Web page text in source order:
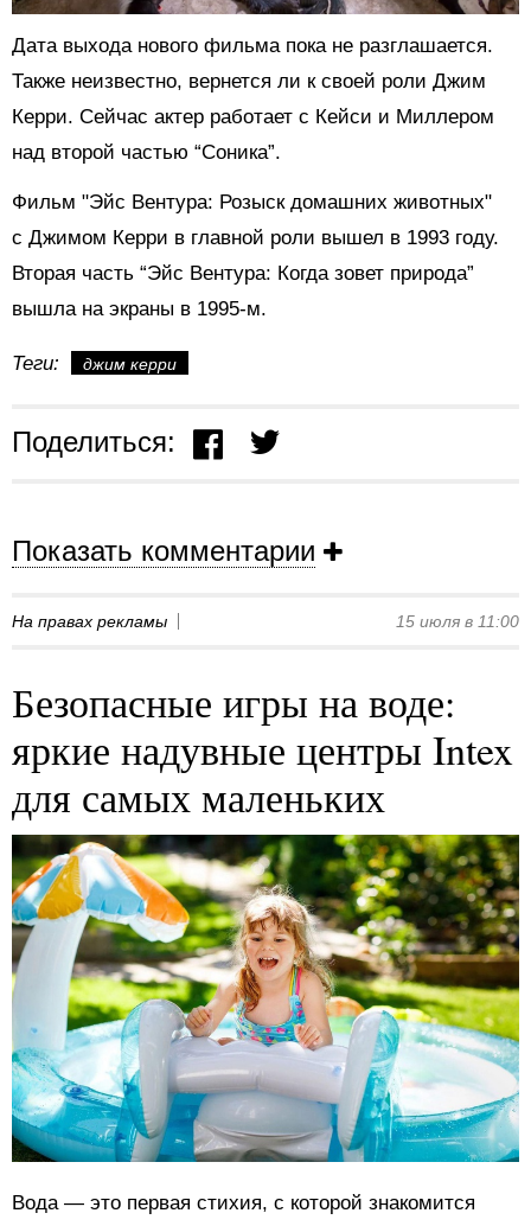
Дата выхода нового фильма пока не разглашается.
Также неизвестно, вернется ли к своей роли Джим
Керри. Сейчас актер работает с Кейси и Миллером
над второй частью “Соника”.
Фильм "Эйс Вентура: Розыск домашних животных"
с Джимом Керри в главной роли вышел в 1993 году.
Вторая часть “Эйс Вентура: Когда зовет природа”
вышла на экраны в 1995-м.
Теги: джим керри
Поделиться:
Показать комментарии
На правах рекламы 15 июля в 11:00
Безопасные игры на воде:
яркие надувные центры Intex
для самых маленьких
Вода — это первая стихия, с которой знакомится